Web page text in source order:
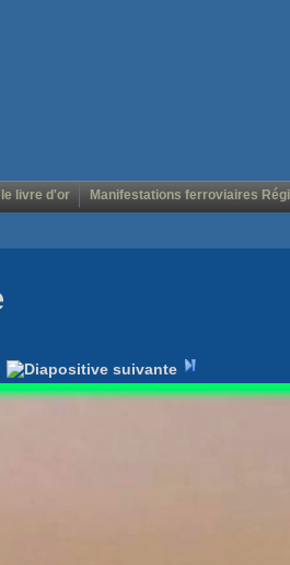
livre d'or Manifestations ferroviaires